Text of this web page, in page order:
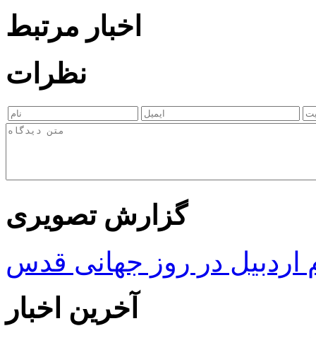
اخبار مرتبط
نظرات
گزارش تصویری
در روز جهانی قدس
آخرین اخبار